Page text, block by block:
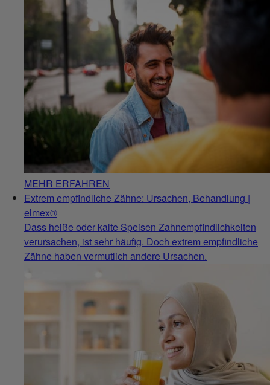
MEHR ERFAHREN
Extrem empfindliche Zähne: Ursachen, Behandlung |
elmex®
Dass heiße oder kalte Speisen Zahnempfindlichkeiten
verursachen, ist sehr häufig. Doch extrem empfindliche
Zähne haben vermutlich andere Ursachen.